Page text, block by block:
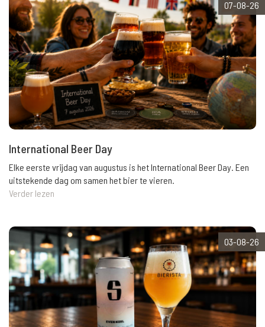
07-08-26
International Beer Day
Elke eerste vrijdag van augustus is het International Beer Day. Een
uitstekende dag om samen het bier te vieren.
Verder lezen
03-08-26